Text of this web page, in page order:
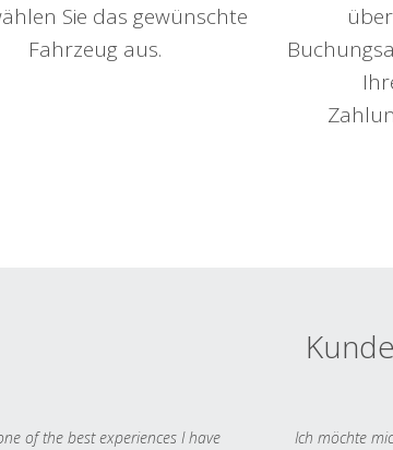
Sie das gewünschte
Fahrzeug aus.
of the best experiences I have
Ich möchte